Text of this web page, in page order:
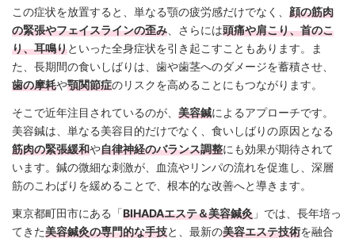
この症状を放置すると、単なる顎の疲労感だけでなく、 顔の筋肉
の緊張やフェイスラインの歪み 、さらには頭痛や肩こり、首のこ
り、耳鳴りといった全身症状を引き起こすこともあります。ま
た、長期間の食いしばりは、歯や歯茎へのダメージを蓄積させ、
歯の摩耗や顎関節症のリスクを高めることにもつながります。
そこで近年注目されているのが、 美容鍼によるアプローチです。
美容鍼は、単なる美容目的だけでなく、食いしばりの原因となる
筋肉の緊張緩和や自律神経のバランス調整にも効果が期待されて
います。鍼の微細な刺激が、血流やリンパの流れを促進し、深層
筋のこわばりを緩めることで、根本的な改善へと導きます。
東京都町田市にある「BIHADAエステ＆美容鍼灸 」では、長年培っ
てきた美容鍼灸の専門的な手技と、最新の美容エステ技術を融合